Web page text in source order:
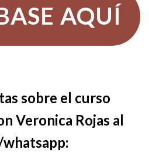
AQUÍ
sobre el curso
Veronica Rojas al